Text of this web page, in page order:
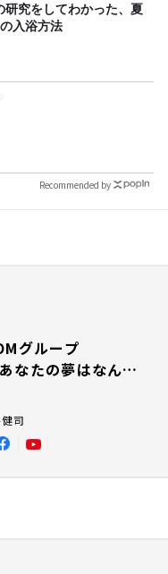
研究をしてわかった、夏
入浴方法
Recommended by
グループ
なたの夢はなんで
司